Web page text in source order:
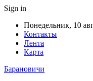
Sign in
Понедельник, 10
Контакты
Лента
Карта
Барановичи